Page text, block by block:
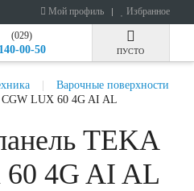
Мой профиль Избранное
(029)
140-00-50 ПУСТО
Варочные поверхности
CGW LUX 60 4G AI AL
TEKA
4G AI AL